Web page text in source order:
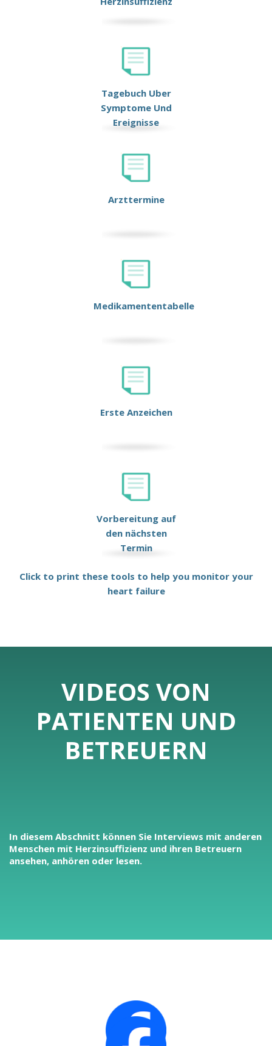
Tagebuch Uber
Symptome Und
Ereignisse
Arzttermine
Medikamententabelle
Erste Anzeichen
Vorbereitung auf
den nächsten
Termin
Click to print these tools to help you monitor your
heart failure
VIDEOS VON
PATIENTEN UND
BETREUERN
In diesem Abschnitt können Sie Interviews mit anderen
Menschen mit Herzinsuffizienz und ihren Betreuern
ansehen, anhören oder lesen.